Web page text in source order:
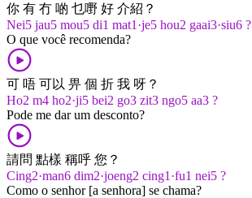
你 有 冇 啲 乜嘢 好 介紹？
Nei5 jau5 mou5 di1 mat1·je5 hou2 gaai3·siu6 ?
O que você recomenda?
可 唔 可以 畀 個 折 我 呀？
Ho2 m4 ho2·ji5 bei2 go3 zit3 ngo5 aa3 ?
Pode me dar um desconto?
請問 點樣 稱呼 您？
Cing2·man6 dim2·joeng2 cing1·fu1 nei5 ?
Como o senhor [a senhora] se chama?